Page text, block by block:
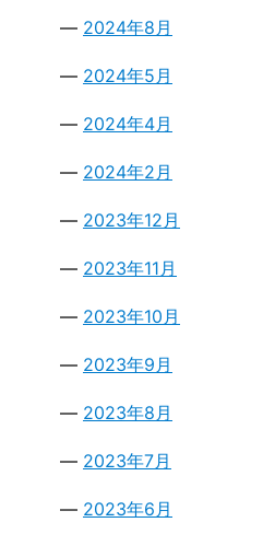
2024年8月
2024年5月
2024年4月
2024年2月
2023年12月
2023年11月
2023年10月
2023年9月
2023年8月
2023年7月
2023年6月